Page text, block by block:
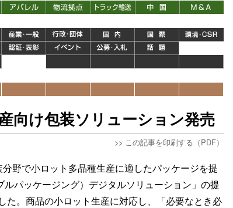
向け包装ソリューション発売
>> この記事を印刷する（PDF）
野で小ロット多品種生産に適したパッケージを提
パッケージング）デジタルソリューション」の提
た。商品の小ロット生産に対応し、「必要なとき必